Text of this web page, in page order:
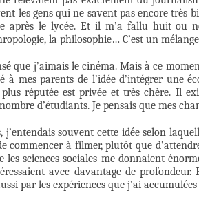
les gens qui ne savent pas encore très
après le lycée. Et il m’a fallu huit ou
la philosophie… C’est un
que j’aimais le cinéma. Mais à ce
à mes parents de l’idée d’intégrer une
plus réputée est privée et très chère. Il
d’étudiants. Je pensais que mes
j’entendais souvent cette idée selon
commencer à filmer, plutôt que
les sciences sociales me donnaient
avec davantage de
par les expériences que j’ai